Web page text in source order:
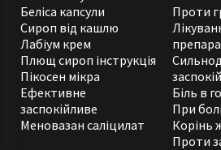
Беліса капсули
Проти
Сироп від кашлю
Лабіум крем
Плющ сироп інструкція
Пікосен мікра
Ефективне
заспокійливе
Меновазан саліцилат
Біль в
При
Корінь
Проти